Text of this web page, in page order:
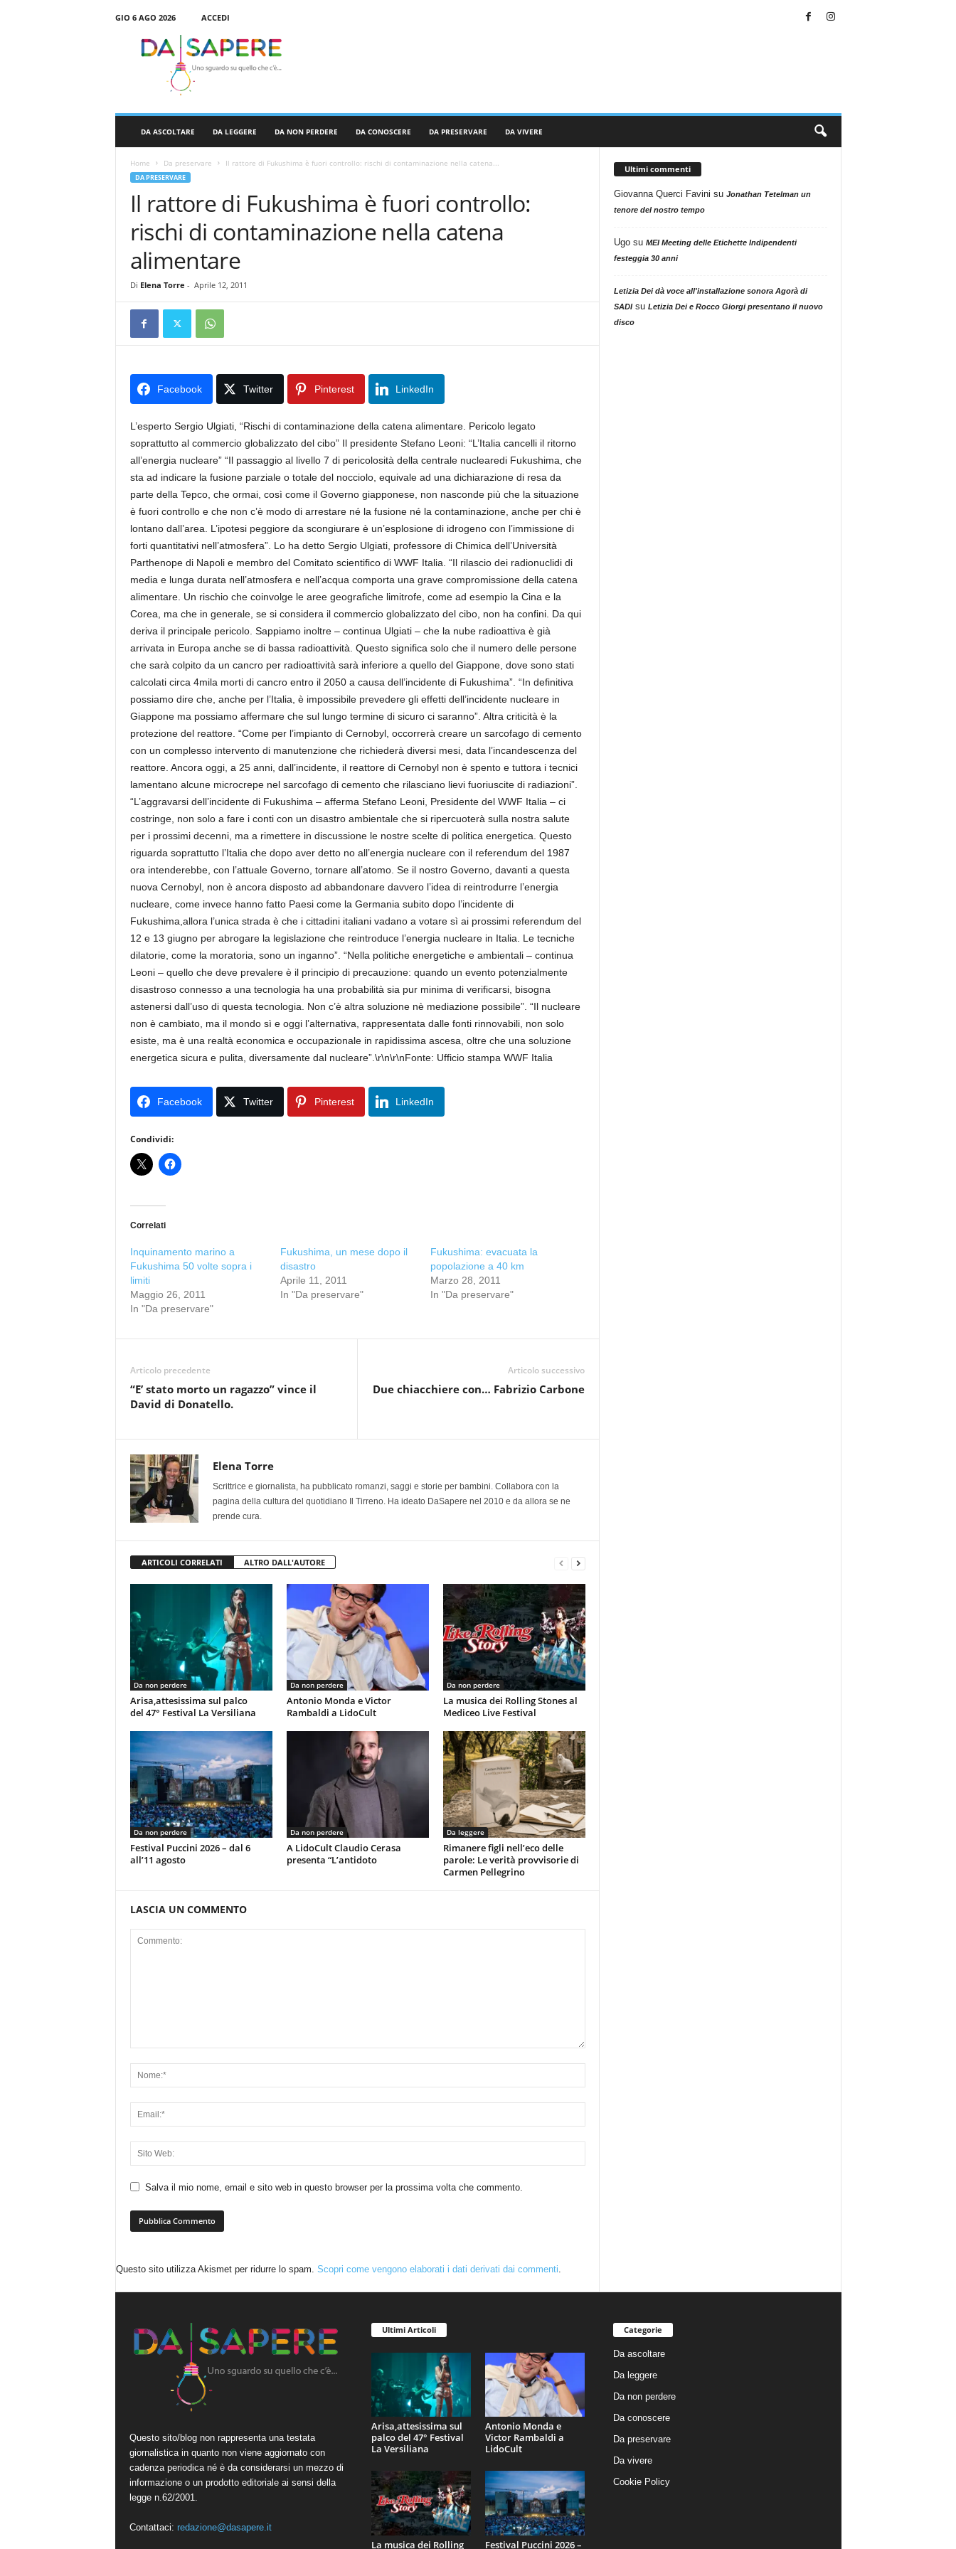
GIO 6 AGO 2026
ACCEDI
DA ASCOLTARE DA LEGGERE DA NON PERDERE DA CONOSCERE DA PRESERVARE DA VIVERE
Home Da preservare Il rattore di Fukushima è fuori controllo: rischi di contaminazione nella catena...
DA PRESERVARE
Il rattore di Fukushima è fuori controllo:
rischi di contaminazione nella catena
alimentare
Di Elena Torre - Aprile 12, 2011
Facebook Twitter Pinterest LinkedIn
L’esperto Sergio Ulgiati, “Rischi di contaminazione della catena alimentare. Pericolo legato
soprattutto al commercio globalizzato del cibo” Il presidente Stefano Leoni: “L’Italia cancelli il ritorno
all’energia nucleare” “Il passaggio al livello 7 di pericolosità della centrale nuclearedi Fukushima, che
sta ad indicare la fusione parziale o totale del nocciolo, equivale ad una dichiarazione di resa da
parte della Tepco, che ormai, così come il Governo giapponese, non nasconde più che la situazione
è fuori controllo e che non c’è modo di arrestare né la fusione né la contaminazione, anche per chi è
lontano dall’area. L’ipotesi peggiore da scongiurare è un’esplosione di idrogeno con l’immissione di
forti quantitativi nell’atmosfera”. Lo ha detto Sergio Ulgiati, professore di Chimica dell’Università
Parthenope di Napoli e membro del Comitato scientifico di WWF Italia. “Il rilascio dei radionuclidi di
media e lunga durata nell’atmosfera e nell’acqua comporta una grave compromissione della catena
alimentare. Un rischio che coinvolge le aree geografiche limitrofe, come ad esempio la Cina e la
Corea, ma che in generale, se si considera il commercio globalizzato del cibo, non ha confini. Da qui
deriva il principale pericolo. Sappiamo inoltre – continua Ulgiati – che la nube radioattiva è già
arrivata in Europa anche se di bassa radioattività. Questo significa solo che il numero delle persone
che sarà colpito da un cancro per radioattività sarà inferiore a quello del Giappone, dove sono stati
calcolati circa 4mila morti di cancro entro il 2050 a causa dell’incidente di Fukushima”. “In definitiva
possiamo dire che, anche per l’Italia, è impossibile prevedere gli effetti dell’incidente nucleare in
Giappone ma possiamo affermare che sul lungo termine di sicuro ci saranno”. Altra criticità è la
protezione del reattore. “Come per l’impianto di Cernobyl, occorrerà creare un sarcofago di cemento
con un complesso intervento di manutenzione che richiederà diversi mesi, data l’incandescenza del
reattore. Ancora oggi, a 25 anni, dall’incidente, il reattore di Cernobyl non è spento e tuttora i tecnici
lamentano alcune microcrepe nel sarcofago di cemento che rilasciano lievi fuoriuscite di radiazioni”.
“L’aggravarsi dell’incidente di Fukushima – afferma Stefano Leoni, Presidente del WWF Italia – ci
costringe, non solo a fare i conti con un disastro ambientale che si ripercuoterà sulla nostra salute
per i prossimi decenni, ma a rimettere in discussione le nostre scelte di politica energetica. Questo
riguarda soprattutto l’Italia che dopo aver detto no all’energia nucleare con il referendum del 1987
ora intenderebbe, con l’attuale Governo, tornare all’atomo. Se il nostro Governo, davanti a questa
nuova Cernobyl, non è ancora disposto ad abbandonare davvero l’idea di reintrodurre l’energia
nucleare, come invece hanno fatto Paesi come la Germania subito dopo l’incidente di
Fukushima,allora l’unica strada è che i cittadini italiani vadano a votare sì ai prossimi referendum del
12 e 13 giugno per abrogare la legislazione che reintroduce l’energia nucleare in Italia. Le tecniche
dilatorie, come la moratoria, sono un inganno”. “Nella politiche energetiche e ambientali – continua
Leoni – quello che deve prevalere è il principio di precauzione: quando un evento potenzialmente
disastroso connesso a una tecnologia ha una probabilità sia pur minima di verificarsi, bisogna
astenersi dall’uso di questa tecnologia. Non c’è altra soluzione nè mediazione possibile”. “Il nucleare
non è cambiato, ma il mondo sì e oggi l’alternativa, rappresentata dalle fonti rinnovabili, non solo
esiste, ma è una realtà economica e occupazionale in rapidissima ascesa, oltre che una soluzione
energetica sicura e pulita, diversamente dal nucleare”.\r\n\r\nFonte: Ufficio stampa WWF Italia
Facebook Twitter Pinterest LinkedIn
Condividi:
Correlati
Inquinamento marino a
Fukushima 50 volte sopra i
limiti
Maggio 26, 2011
In "Da preservare"
Fukushima, un mese dopo il
disastro
Aprile 11, 2011
In "Da preservare"
Fukushima: evacuata la
popolazione a 40 km
Marzo 28, 2011
In "Da preservare"
Articolo precedente
“E’ stato morto un ragazzo” vince il
David di Donatello.
Articolo successivo
Due chiacchiere con… Fabrizio Carbone
Elena Torre
Scrittrice e giornalista, ha pubblicato romanzi, saggi e storie per bambini. Collabora con la
pagina della cultura del quotidiano Il Tirreno. Ha ideato DaSapere nel 2010 e da allora se ne
prende cura.
ARTICOLI CORRELATI ALTRO DALL'AUTORE
Da non perdere
Arisa,attesissima sul palco
del 47° Festival La Versiliana
Da non perdere
Antonio Monda e Victor
Rambaldi a LidoCult
Da non perdere
La musica dei Rolling Stones al
Mediceo Live Festival
Da non perdere
Festival Puccini 2026 – dal 6
all’11 agosto
Da non perdere
A LidoCult Claudio Cerasa
presenta “L’antidoto
Da leggere
Rimanere figli nell’eco delle
parole: Le verità provvisorie di
Carmen Pellegrino
LASCIA UN COMMENTO
Salva il mio nome, email e sito web in questo browser per la prossima volta che commento.
Questo sito utilizza Akismet per ridurre lo spam. Scopri come vengono elaborati i dati derivati dai commenti.
Ultimi commenti
Giovanna Querci Favini su Jonathan Tetelman un
tenore del nostro tempo
Ugosu MEI Meeting delle Etichette Indipendenti
festeggia 30 anni
Letizia Dei dà voce all'installazione sonora Agorà di
SADIsu Letizia Dei e Rocco Giorgi presentano il nuovo
disco
Questo sito/blog non rappresenta una testata
giornalistica in quanto non viene aggiornato con
cadenza periodica né è da considerarsi un mezzo di
informazione o un prodotto editoriale ai sensi della
legge n.62/2001.
Contattaci: redazione@dasapere.it
Ultimi Articoli
Arisa,attesissima sul
palco del 47° Festival
La Versiliana
Antonio Monda e
Victor Rambaldi a
LidoCult
La musica dei Rolling Festival Puccini 2026 –
Categorie
Da ascoltare
Da leggere
Da non perdere
Da conoscere
Da preservare
Da vivere
Cookie Policy